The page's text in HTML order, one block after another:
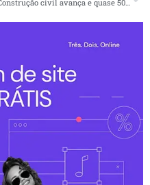
Construção civil avança e quase 50% das empresas já têm práticas sustentáveis